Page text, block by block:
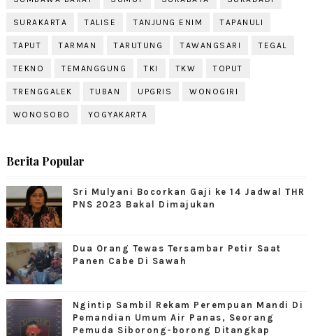
SURAKARTA TALISE TANJUNG ENIM TAPANULI
TAPUT TARMAN TARUTUNG TAWANGSARI TEGAL
TEKNO TEMANGGUNG TKI TKW TOPUT
TRENGGALEK TUBAN UPGRIS WONOGIRI
WONOSOBO YOGYAKARTA
Berita Popular
Sri Mulyani Bocorkan Gaji ke 14 Jadwal THR
PNS 2023 Bakal Dimajukan
Dua Orang Tewas Tersambar Petir Saat
Panen Cabe Di Sawah
Ngintip Sambil Rekam Perempuan Mandi Di
Pemandian Umum Air Panas, Seorang
Pemuda Siborong-borong Ditangkap